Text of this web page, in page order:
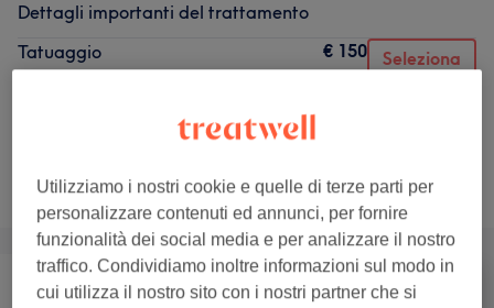
Dettagli importanti del trattamento
Tatuaggio
€ 150 Seleziona
Sfoglia la lista dei servizi
Utilizziamo i nostri cookie e quelle di terze parti per
personalizzare contenuti ed annunci, per fornire
funzionalità dei social media e per analizzare il nostro
traffico. Condividiamo inoltre informazioni sul modo in
cui utilizza il nostro sito con i nostri partner che si